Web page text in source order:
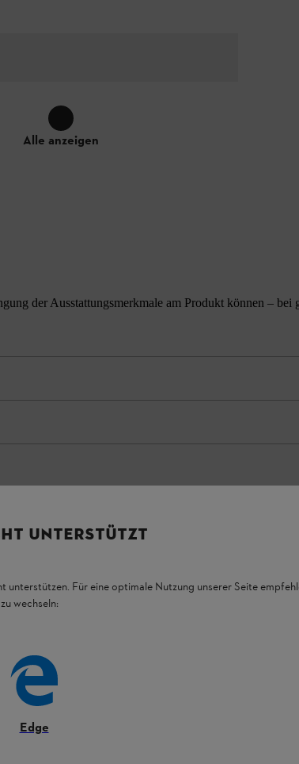
Alle anzeigen
der Ausstattungsmerkmale am Produkt können –
im Obst-
in der
UNTERSTÜTZT
unterstützen. Für eine optimale Nutzung unserer Seite
wechseln:
Edge